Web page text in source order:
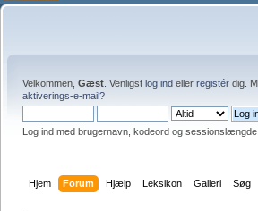
Velkommen, Gæst . Venligst log ind eller registér dig.
aktiverings-e-mail?
Log ind med brugernavn, kodeord og sessionslængde
Hjem Forum Hjælp Leksikon Galleri Søg